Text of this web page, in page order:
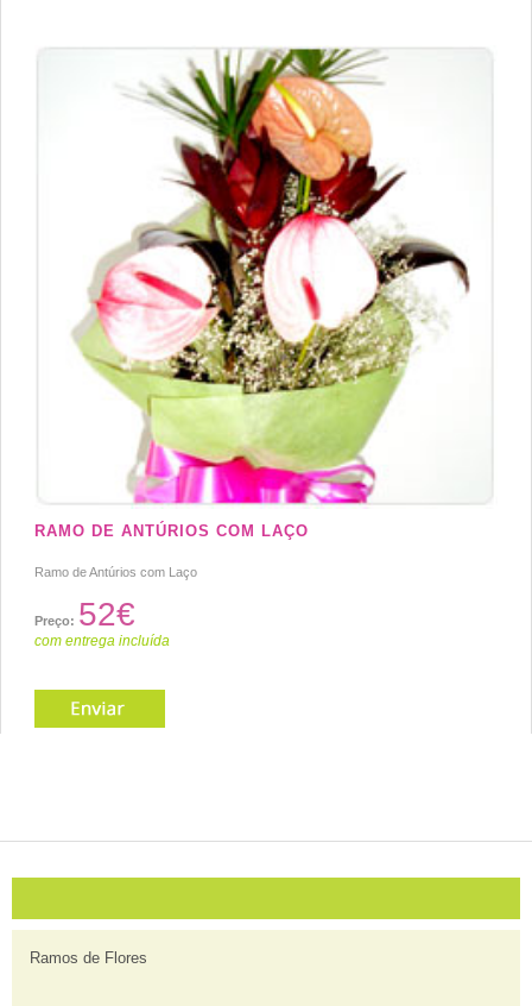
RAMO DE ANTÚRIOS COM LAÇO
Ramo de Antúrios com Laço
Preço: 52€
com entrega incluída
Ramos de Flores